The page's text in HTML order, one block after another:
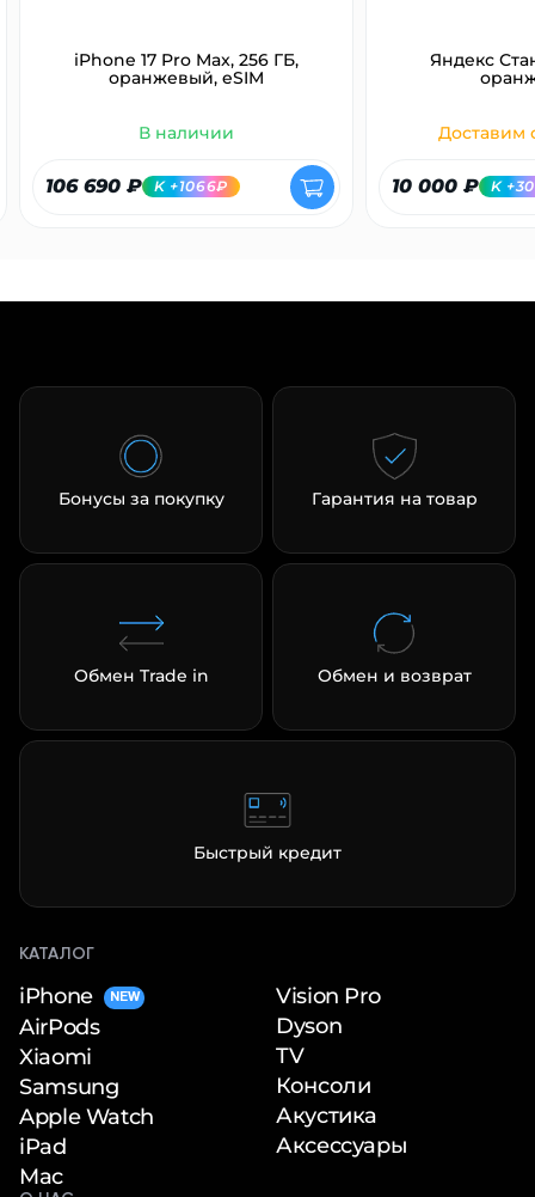
iPhone 17 Pro Max, 256 ГБ,
оранжевый, eSIM
В наличии
106 690 ₽ K +1066₽
Яндекс
Доставим
10 000 ₽ K
Бонусы за покупку Гарантия на товар
Обмен Trade in Обмен и возврат
Быстрый кредит
КАТАЛОГ
iPhone NEW
AirPods
Xiaomi
Samsung
Apple Watch
iPad
Mac
Vision Pro
Dyson
TV
Консоли
Акустика
Аксессуары